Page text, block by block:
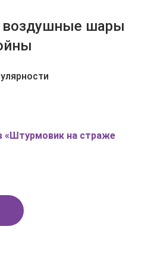
воздушные шары
«Штурмовик на страже